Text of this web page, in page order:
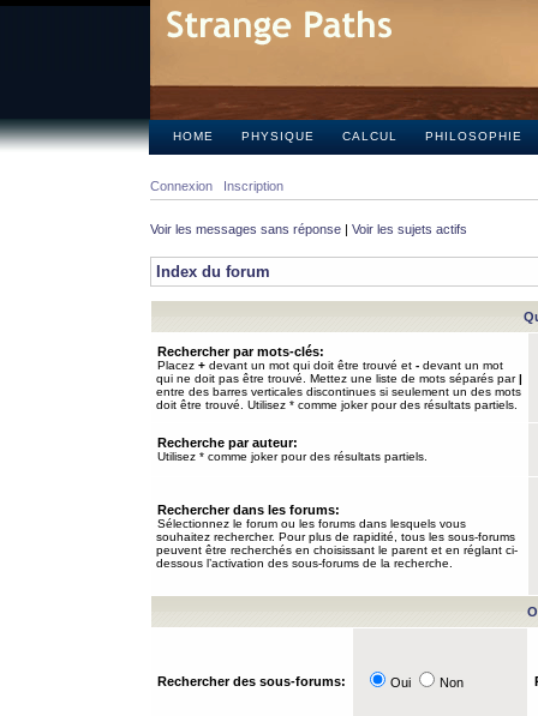
HOME PHYSIQUE CALCUL PHILOSOPHIE
Connexion Inscription
Voir les messages sans réponse | Voir les sujets actifs
Index du forum
Rechercher par mots-clés:
Placez + devant un mot qui doit être trouvé et - devant un mot
qui ne doit pas être trouvé. Mettez une liste de mots séparés par|
entre des barres verticales discontinues si seulement un des mots
doit être trouvé. Utilisez * comme joker pour des résultats partiels.
Recherche par auteur:
Utilisez * comme joker pour des résultats partiels.
Rechercher dans les forums:
Sélectionnez le forum ou les forums dans lesquels vous
souhaitez rechercher. Pour plus de rapidité, tous les sous-forums
peuvent être recherchés en choisissant le parent et en réglant ci-
dessous l’activation des sous-forums de la recherche.
Rechercher des sous-forums: Oui Non